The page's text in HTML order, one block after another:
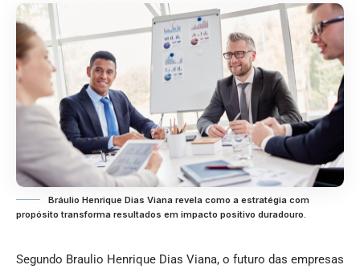
Bráulio Henrique Dias Viana revela como a estratégia com
propósito transforma resultados em impacto positivo duradouro.
Segundo Braulio Henrique Dias Viana, o futuro das empresas